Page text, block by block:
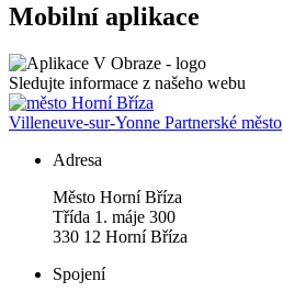
Mobilní aplikace
Sledujte informace z našeho webu
Villeneuve-sur-Yonne Partnerské město
Adresa
Město Horní Bříza
Třída 1. máje 300
330 12 Horní Bříza
Spojení